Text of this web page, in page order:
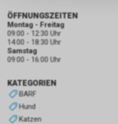
KATEGORIEN
BARF
Hund
Katzen
ÖFFNUNGSZEITEN
Montag - Freitag
09:00 - 12:30 Uhr
14:00 - 18:30 Uhr
Samstag
09:00 - 16:00 Uhr